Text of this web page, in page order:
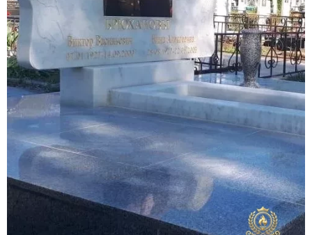
Элитные памятники
Резные памятники
Мемориальные комплексы
Памятники с полноформатным фото
Склеп
Cкульптуры ангел
Детские памятники
Памятники Мусульманские
Памятники Армянские
Европейские памятники
Памятники "Клипарт"